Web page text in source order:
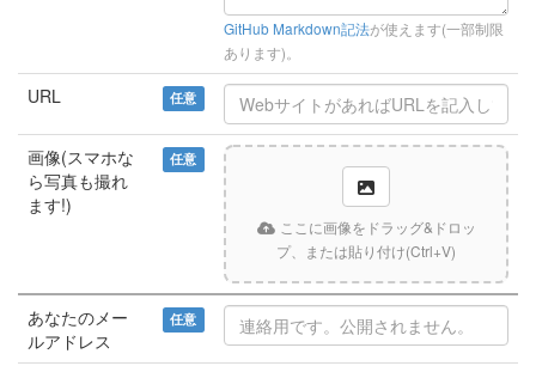
GitHub Markdown記法が使えます(一部制限
あります)。
URL 任意
画像(スマホな
ら写真も撮れ
ます!)
任意
ここに画像をドラッグ&ドロッ
プ、または貼り付け(Ctrl+V)
あなたのメー
ルアドレス
任意